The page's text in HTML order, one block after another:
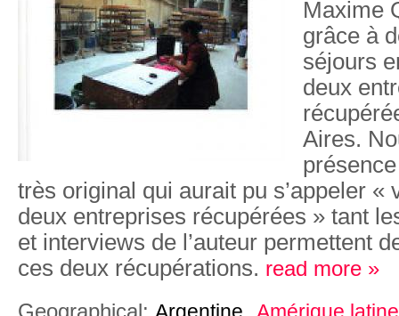
Maxime
grâce à
séjours
deux
Aires.
très original qui aurait pu s’appeler
deux entreprises récupérées » tant
et interviews de l’auteur permettent
ces deux récupérations. read more »